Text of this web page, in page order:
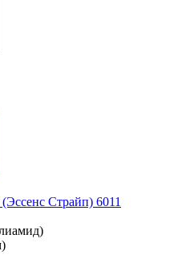
Страйп) 6011